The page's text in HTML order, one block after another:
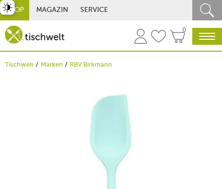
SHOP MAGAZIN SERVICE
0
Tischwelt Marken RBV Birkmann
umschalten